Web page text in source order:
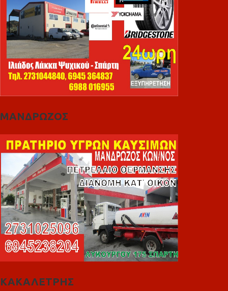
ΜΑΝΔΡΩΖΟΣ
ΚΑΚΑΛΕΤΡΗΣ